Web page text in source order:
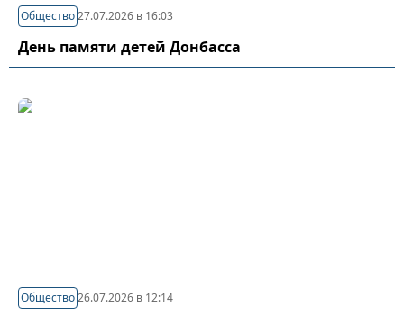
Общество27.07.2026 в 16:03
День памяти детей Донбасса
Общество26.07.2026 в 12:14